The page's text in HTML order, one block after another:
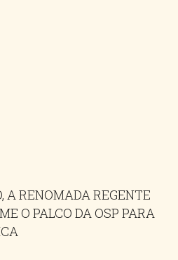
A RENOMADA REGENTE
O PALCO DA OSP PARA